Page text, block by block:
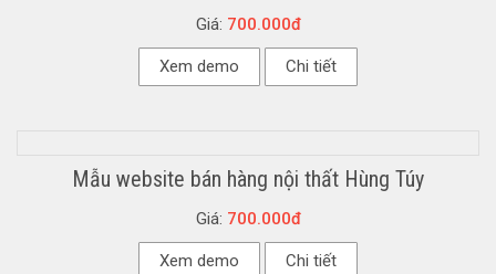
Giá: 700.000đ
Xem demo Chi tiết
Mẫu website bán hàng nội thất Hùng Túy
Giá: 700.000đ
Xem demo Chi tiết